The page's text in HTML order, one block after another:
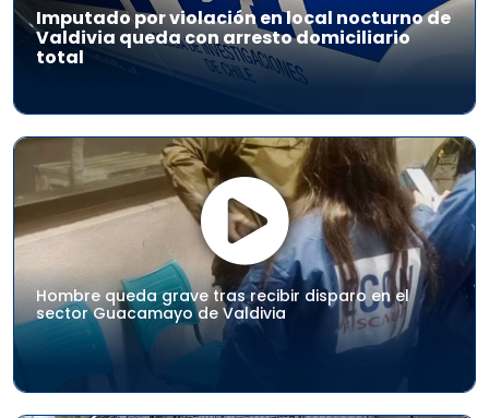
Imputado por violación en local nocturno de
Valdivia queda con arresto domiciliario
total
Hombre queda grave tras recibir disparo en el
sector Guacamayo de Valdivia